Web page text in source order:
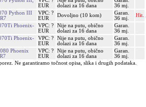
EUR
dolazi za 16 dana
36 mj.
Python III
VPC: ?
EUR
Dovoljno (10 kom)
Garan.
36 mj.
Hit.
Phoenix-
VPC: ?
EUR
Nije na putu, obično
dolazi za 16 dana
Garan.
36 mj.
Phoenix-
VPC: ?
EUR
Nije na putu, obično
dolazi za 16 dana
Garan.
36 mj.
Phoenix
VPC: ?
EUR
Nije na putu, obično
dolazi za 16 dana
Garan.
36 mj.
Ne garantiramo točnost opisa, slika i drugih podataka.